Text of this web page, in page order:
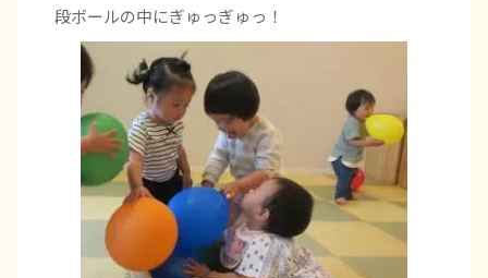
段ボールの中にぎゅっぎゅっ！